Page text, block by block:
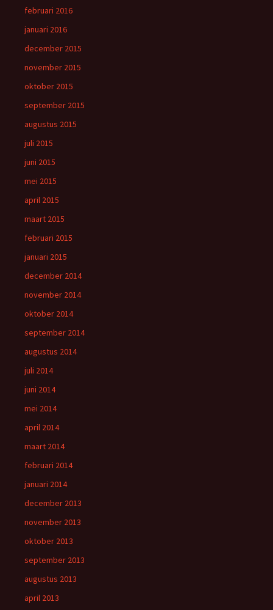
februari 2016
januari 2016
december 2015
november 2015
oktober 2015
september 2015
augustus 2015
juli 2015
juni 2015
mei 2015
april 2015
maart 2015
februari 2015
januari 2015
december 2014
november 2014
oktober 2014
september 2014
augustus 2014
juli 2014
juni 2014
mei 2014
april 2014
maart 2014
februari 2014
januari 2014
december 2013
november 2013
oktober 2013
september 2013
augustus 2013
april 2013